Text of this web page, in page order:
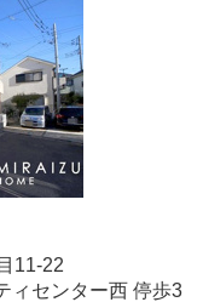
11-22
ィセンター西 停歩3